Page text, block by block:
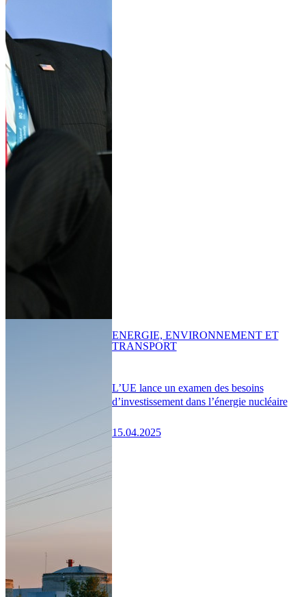
L’UE lance un examen des besoins
d’investissement dans l’énergie nucléaire
15.04.2025
ENERGIE, ENVIRONNEMENT ET
TRANSPORT